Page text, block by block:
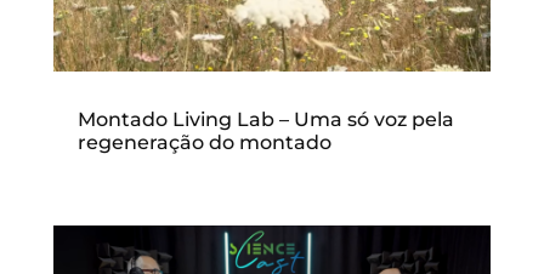
Montado Living Lab – Uma só voz pela
regeneração do montado